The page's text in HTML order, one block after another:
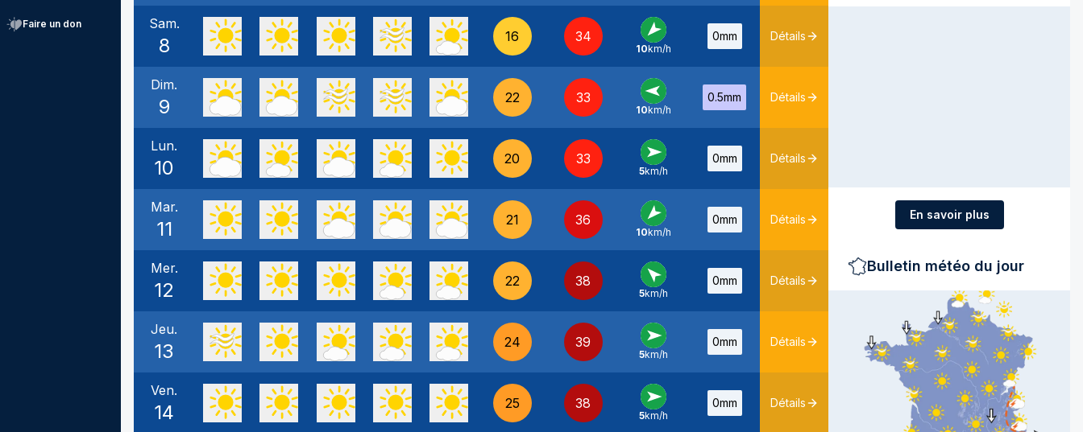
Faire un don Sam.
8 16 34
NE -
10km/h
0mm Détails
Dim.
9 22 33
E -
10km/h
0.5mm Détails
Lun.
10 20 33
O -
5km/h
0mm Détails
Mar.
11 21 36
NE -
10km/h
0mm Détails
Mer.
12 22 38
SE -
5km/h
0mm Détails
Jeu.
13 24 39
O -
5km/h
0mm Détails
Ven.
14 25 38
O -
5km/h
0mm Détails
En savoir plus
Bulletin météo du jour